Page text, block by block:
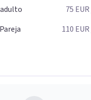
75 EUR
110 EUR